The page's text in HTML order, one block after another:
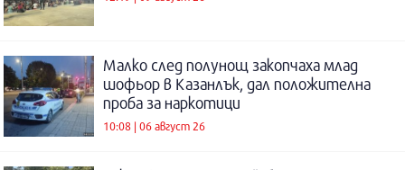
Малко след полунощ закопчаха млад
шофьор в Казанлък, дал положителна
проба за наркотици
10:08 | 06 август 26